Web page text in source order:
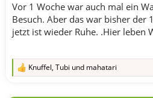
Vor 1 Woche war auch mal ein
Besuch. Aber das war bisher der
jetzt ist wieder Ruhe. .Hier leben
R
Knuffel, Tubi und mahatari